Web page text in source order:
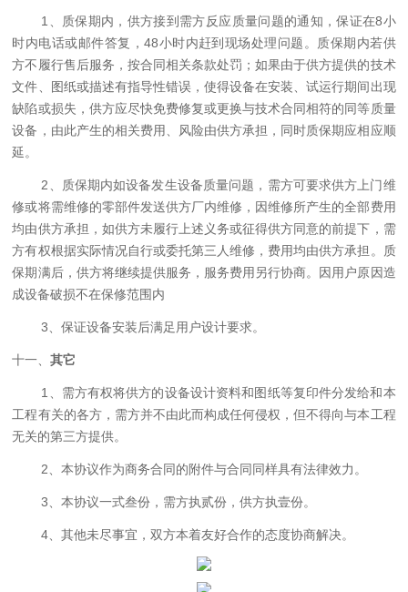
1、质保期内，供方接到需方反应质量问题的通知，保证在8小
时内电话或邮件答复，48小时内赶到现场处理问题。质保期内若供
方不履行售后服务，按合同相关条款处罚；如果由于供方提供的技术
文件、图纸或描述有指导性错误，使得设备在安装、试运行期间出现
缺陷或损失，供方应尽快免费修复或更换与技术合同相符的同等质量
设备，由此产生的相关费用、风险由供方承担，同时质保期应相应顺
延。
2、质保期内如设备发生设备质量问题，需方可要求供方上门维
修或将需维修的零部件发送供方厂内维修，因维修所产生的全部费用
均由供方承担，如供方未履行上述义务或征得供方同意的前提下，需
方有权根据实际情况自行或委托第三人维修，费用均由供方承担。质
保期满后，供方将继续提供服务，服务费用另行协商。因用户原因造
成设备破损不在保修范围内
3、保证设备安装后满足用户设计要求。
十一、其它
1、需方有权将供方的设备设计资料和图纸等复印件分发给和本
工程有关的各方，需方并不由此而构成任何侵权，但不得向与本工程
无关的第三方提供。
2、本协议作为商务合同的附件与合同同样具有法律效力。
3 、本协议一式叁份， 需方执贰份 ，供方执壹份。
4 、其他未尽事宜，双方本着友好合作的态度协商解决。